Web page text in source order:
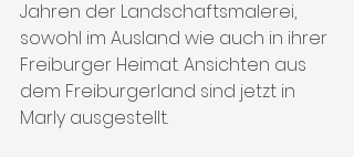
Jahren der Landschaftsmalerei,
sowohl im Ausland wie auch in ihrer
Freiburger Heimat. Ansichten aus
dem Freiburgerland sind jetzt in
Marly ausgestellt.